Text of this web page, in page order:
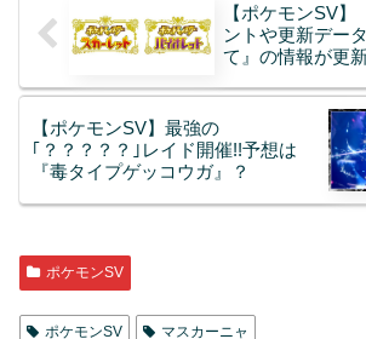
【ポケモンSV
ントや更新デー
て』の情報が更
【ポケモンSV】最強の
｢？？？？？｣レイド開催!!予想は
『毒タイプゲッコウガ』？
ポケモンSV
ポケモンSV マスカーニャ